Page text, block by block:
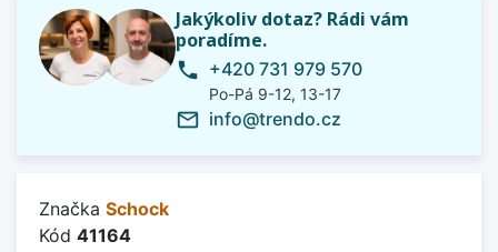
Jakýkoliv dotaz? Rádi vám
poradíme.
phone +420 731 979 570
Po-Pá 9-12, 13-17
mail_outline info@trendo.cz
Značka Schock
Kód 41164